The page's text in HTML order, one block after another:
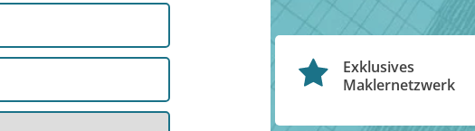
Exklusives
Maklernetzwerk